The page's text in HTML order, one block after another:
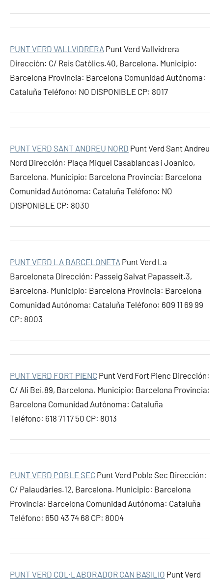
PUNT VERD VALLVIDRERA Punt Verd Vallvidrera
Dirección: C/ Reis Catòlics.40, Barcelona. Municipio:
Barcelona Provincia: Barcelona Comunidad Autónoma:
Cataluña Teléfono: NO DISPONIBLE CP: 8017
PUNT VERD SANT ANDREU NORD Punt Verd Sant Andreu
Nord Dirección: Plaça Miquel Casablancas i Joanico,
Barcelona. Municipio: Barcelona Provincia: Barcelona
Comunidad Autónoma: Cataluña Teléfono: NO
DISPONIBLE CP: 8030
PUNT VERD LA BARCELONETA Punt Verd La
Barceloneta Dirección: Passeig Salvat Papasseit.3,
Barcelona. Municipio: Barcelona Provincia: Barcelona
Comunidad Autónoma: Cataluña Teléfono: 609 11 69 99
CP: 8003
PUNT VERD FORT PIENC Punt Verd Fort Pienc Dirección:
C/ Ali Bei.89, Barcelona. Municipio: Barcelona Provincia:
Barcelona Comunidad Autónoma: Cataluña
Teléfono: 618 71 17 50 CP: 8013
PUNT VERD POBLE SEC Punt Verd Poble Sec Dirección:
C/ Palaudàries.12, Barcelona. Municipio: Barcelona
Provincia: Barcelona Comunidad Autónoma: Cataluña
Teléfono: 650 43 74 68 CP: 8004
PUNT VERD COL·LABORADOR CAN BASILIO Punt Verd